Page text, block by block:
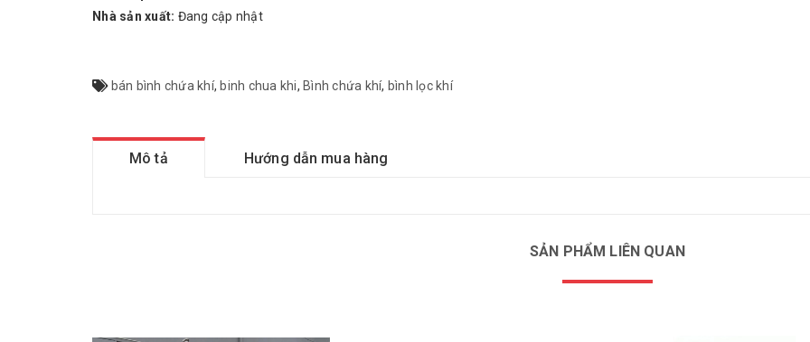
Nhà sản xuất: Đang cập nhật
bán bình chứa khí, binh chua khi, Bình chứa khí, bình lọc khí
Mô tả Hướng dẫn mua hàng
SẢN PHẨM LIÊN QUAN